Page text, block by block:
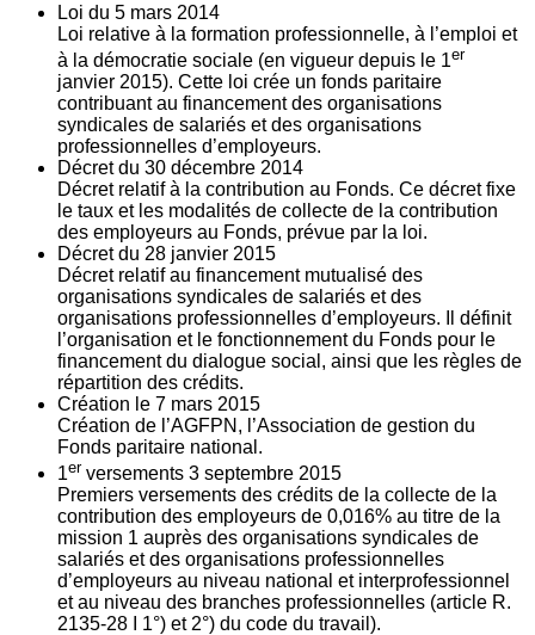
Loi du 5 mars 2014
Loi relative à la formation professionnelle, à l’emploi et
à la démocratie sociale (en vigueur depuis le 1er
janvier 2015). Cette loi crée un fonds paritaire
contribuant au financement des organisations
syndicales de salariés et des organisations
professionnelles d’employeurs.
Décret du 30 décembre 2014
Décret relatif à la contribution au Fonds. Ce décret fixe
le taux et les modalités de collecte de la contribution
des employeurs au Fonds, prévue par la loi.
Décret du 28 janvier 2015
Décret relatif au financement mutualisé des
organisations syndicales de salariés et des
organisations professionnelles d’employeurs. Il définit
l’organisation et le fonctionnement du Fonds pour le
financement du dialogue social, ainsi que les règles de
répartition des crédits.
Création le 7 mars 2015
Création de l’AGFPN, l’Association de gestion du
Fonds paritaire national.
1er versements 3 septembre 2015
Premiers versements des crédits de la collecte de la
contribution des employeurs de 0,016% au titre de la
mission 1 auprès des organisations syndicales de
salariés et des organisations professionnelles
d’employeurs au niveau national et interprofessionnel
et au niveau des branches professionnelles (article R.
2135‐28 I 1°) et 2°) du code du travail).